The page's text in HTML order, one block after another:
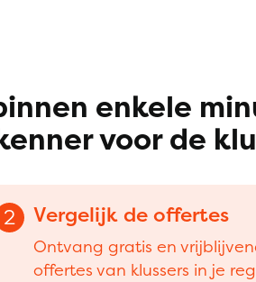
enkele
voor de
2 Vergelijk de offertes
Ontvang gratis en
offertes van klussers in je